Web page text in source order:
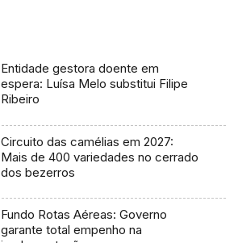
Entidade gestora doente em
espera: Luísa Melo substitui Filipe
Ribeiro
Circuito das camélias em 2027:
Mais de 400 variedades no cerrado
dos bezerros
Fundo Rotas Aéreas: Governo
garante total empenho na